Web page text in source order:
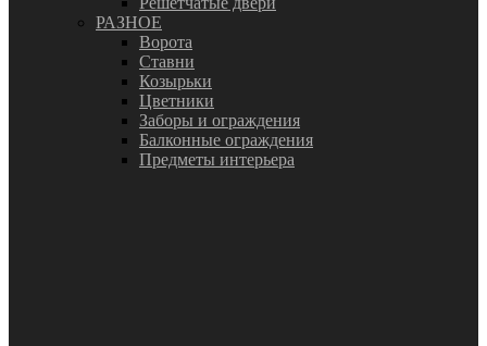
РАЗНОЕ
Ворота
Ставни
Козырьки
Цветники
Заборы и ограждения
Балконные ограждения
Предметы интерьера